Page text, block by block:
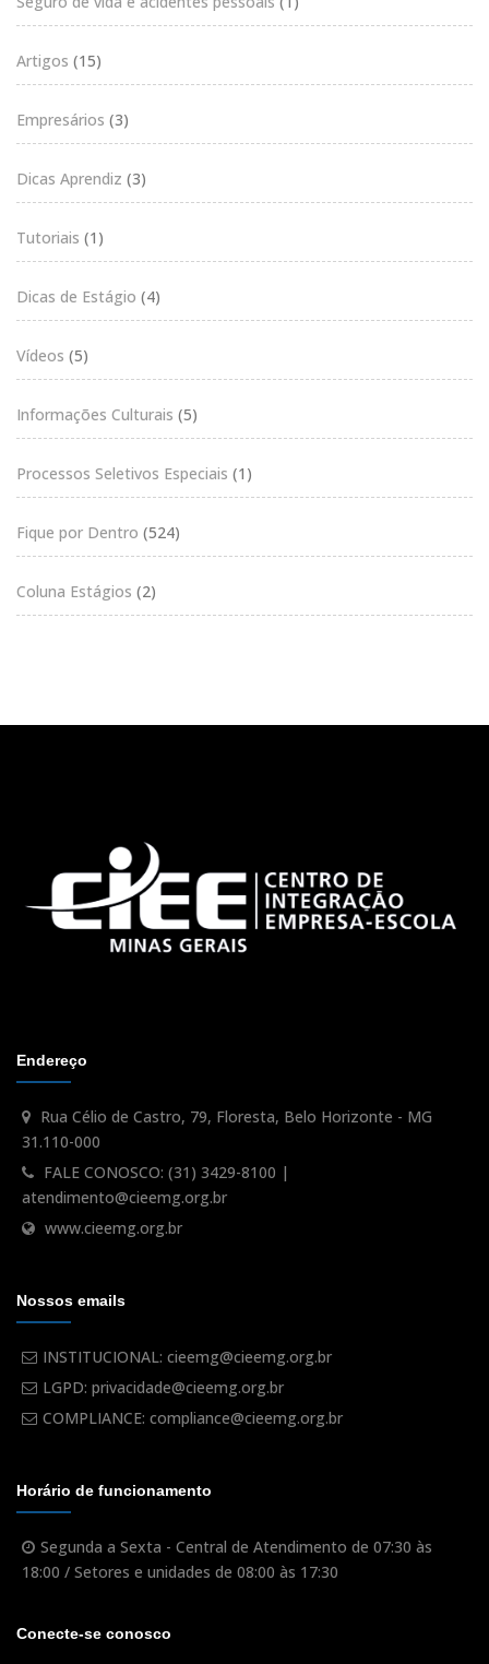
Artigos (15)
Empresários (3)
Dicas Aprendiz (3)
Tutoriais (1)
Dicas de Estágio (4)
Vídeos (5)
Informações Culturais (5)
Processos Seletivos Especiais (1)
Fique por Dentro (524)
Coluna Estágios (2)
Endereço
Rua Célio de Castro, 79, Floresta, Belo Horizonte - MG
31.110-000
FALE CONOSCO: (31) 3429-8100 |
atendimento@cieemg.org.br
www.cieemg.org.br
Nossos emails
INSTITUCIONAL: cieemg@cieemg.org.br
LGPD: privacidade@cieemg.org.br
COMPLIANCE: compliance@cieemg.org.br
Horário de funcionamento
Segunda a Sexta - Central de Atendimento de 07:30 às
18:00 / Setores e unidades de 08:00 às 17:30
Conecte-se conosco